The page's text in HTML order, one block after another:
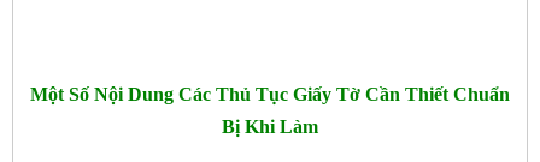
Một Số Nội Dung Các Thủ Tục Giấy Tờ Cần Thiết Chuẩn
Bị Khi Làm